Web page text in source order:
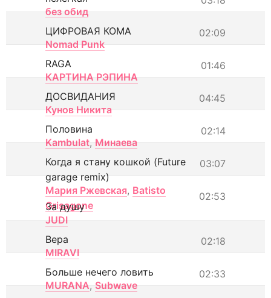
без обид
02:09
ЦИФРОВАЯ КОМА
Nomad Punk
01:46
RAGA
КАРТИНА РЭПИНА
04:45
ДОСВИДАНИЯ
Кунов Никита
02:14
Половина
Kambulat, Минаева
03:07
Когда я стану кошкой (Future
garage remix)
Мария Ржевская, Batisto
Grisagone
02:53
За душу
JUDI
02:18
Вера
MIRAVI
02:33
Больше нечего ловить
MURANA, Subwave